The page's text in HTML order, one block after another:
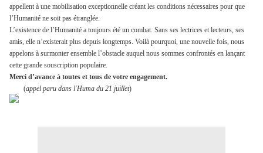
appellent à une mobilisation exceptionnelle créant les conditions nécessaires pour que
l’Humanité ne soit pas étranglée.
L’existence de l’Humanité a toujours été un combat. Sans ses lectrices et lecteurs, ses
amis, elle n’existerait plus depuis longtemps. Voilà pourquoi, une nouvelle fois, nous
appelons à surmonter ensemble l’obstacle auquel nous sommes confrontés en lançant
cette grande souscription populaire.
Merci d’avance à toutes et tous de votre engagement.
(appel paru dans l'Huma du 21 juillet)